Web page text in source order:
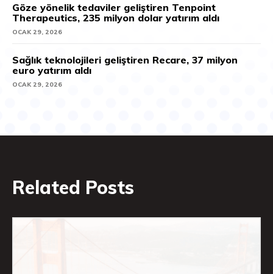
Göze yönelik tedaviler geliştiren Tenpoint
Therapeutics, 235 milyon dolar yatırım aldı
OCAK 29, 2026
Sağlık teknolojileri geliştiren Recare, 37 milyon
euro yatırım aldı
OCAK 29, 2026
Related Posts